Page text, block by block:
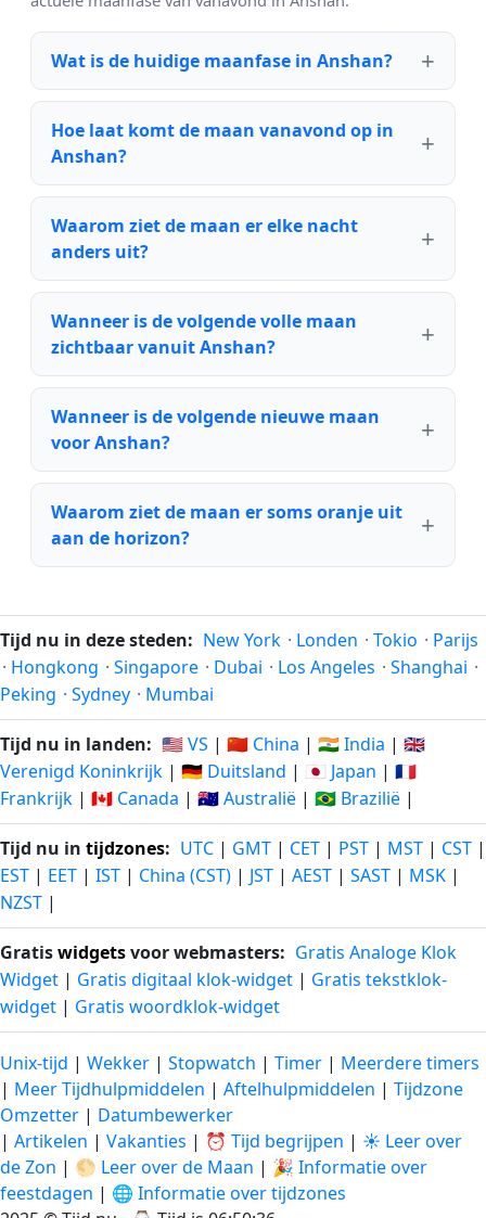
Wat is de huidige maanfase in Anshan?
Hoe laat komt de maan vanavond op in
Anshan?
Waarom ziet de maan er elke nacht
anders uit?
Wanneer is de volgende volle maan
zichtbaar vanuit Anshan?
Wanneer is de volgende nieuwe maan
voor Anshan?
Waarom ziet de maan er soms oranje uit
aan de horizon?
Tijd nu in deze steden: New York · Londen · Tokio · Parijs
· Hongkong · Singapore · Dubai · Los Angeles · Shanghai ·
Peking · Sydney · Mumbai
Tijd nu in landen: 🇺🇸 VS | 🇨🇳 China | 🇮🇳 India | 🇬🇧
Verenigd Koninkrijk | 🇩🇪 Duitsland | 🇯🇵 Japan | 🇫🇷
Frankrijk | 🇨🇦 Canada | 🇦🇺 Australië | 🇧🇷 Brazilië |
Tijd nu in tijdzones: UTC | GMT | CET | PST | MST | CST |
EST | EET | IST | China (CST) | JST | AEST | SAST | MSK |
NZST |
Gratiswidgetsvoor webmasters: Gratis Analoge Klok
Widget | Gratis digitaal klok-widget | Gratis tekstklok-
widget | Gratis woordklok-widget
Unix-tijd | Wekker | Stopwatch | Timer | Meerdere timers
| Meer Tijdhulpmiddelen | Aftelhulpmiddelen | Tijdzone
Omzetter | Datumbewerker
| Artikelen | Vakanties | ⏰ Tijd begrijpen | ☀️ Leer over
de Zon | 🌕 Leer over de Maan | 🎉 Informatie over
feestdagen | 🌐 Informatie over tijdzones